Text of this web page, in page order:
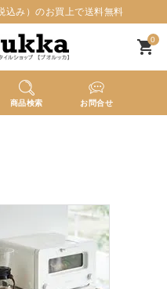
込み）のお買上で送料無料
0
shopping_cart
商品検索 お問合せ
search